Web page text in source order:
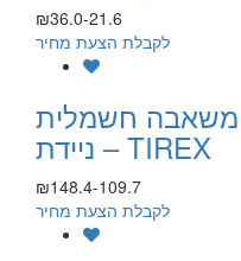
₪36.0-21.6
לקבלת הצעת מחיר
משאבה חשמלית
ניידת – TIREX
₪148.4-109.7
לקבלת הצעת מחיר